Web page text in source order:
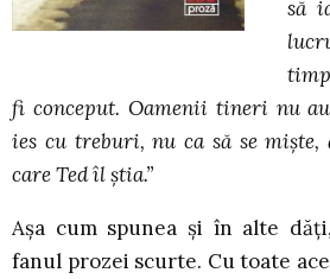
să
fi conceput. Oamenii tineri nu
ies cu treburi, nu ca să se
care Ted îl știa.”
Așa cum spunea și în alte
fanul prozei scurte. Cu toate